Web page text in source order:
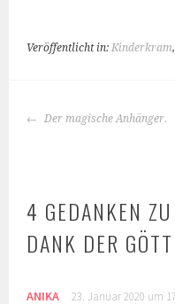
Veröffentlicht in:Kinderkram,
BEITRAGS-
NAVIGATION
Der magische Anhänger.
4 GEDANKEN ZU
DANK DER
ANIKA 23. Januar 2020 um